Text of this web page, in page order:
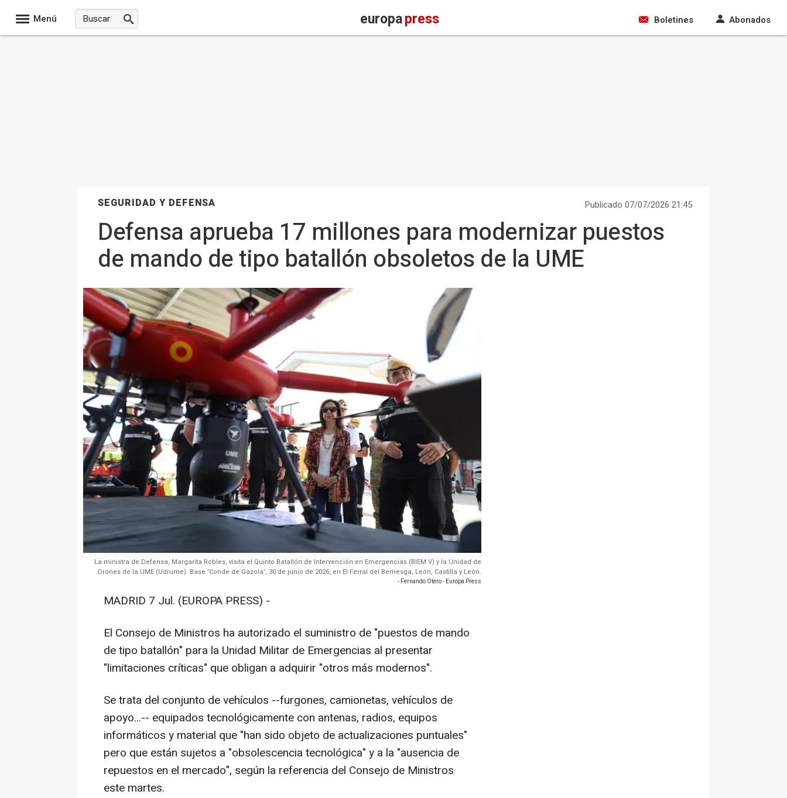
Menú europapress Boletines Abonados
SEGURIDAD Y DEFENSA Publicado 07/07/2026 21:45
Defensa aprueba 17 millones para modernizar puestos
de mando de tipo batallón obsoletos de la UME
La ministra de Defensa, Margarita Robles, visita el Quinto Batallón de Intervención en Emergencias (BIEM V) y la Unidad de
Drones de la UME (Udrume). Base 'Conde de Gazola', 30 de junio de 2026, en El Ferral del Bernesga, León, Castilla y León.
- Fernando Otero - Europa Press
MADRID 7 Jul. (EUROPA PRESS) -
El Consejo de Ministros ha autorizado el suministro de "puestos de mando
de tipo batallón" para la Unidad Militar de Emergencias al presentar
"limitaciones críticas" que obligan a adquirir "otros más modernos".
Se trata del conjunto de vehículos --furgones, camionetas, vehículos de
apoyo...-- equipados tecnológicamente con antenas, radios, equipos
informáticos y material que "han sido objeto de actualizaciones puntuales"
pero que están sujetos a "obsolescencia tecnológica" y a la "ausencia de
repuestos en el mercado", según la referencia del Consejo de Ministros
este martes.